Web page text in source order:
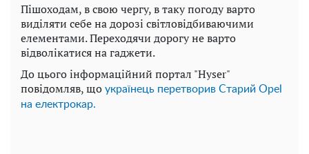
Пішоходам, в свою чергу, в таку погоду варто
виділяти себе на дорозі світловідбиваючими
елементами. Переходячи дорогу не варто
відволікатися на гаджети.
До цього інформаційний портал "Hyser"
повідомляв, що українець перетворив Старий Opel
на електрокар.